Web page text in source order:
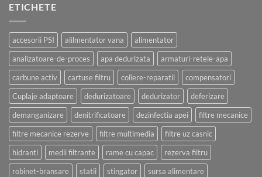
ETICHETE
accesorii PSI alilmentator vana
alimentator
analizatoare-de-proces
apa dedurizata
armaturi-retele-apa
carbune activ
cartuse filtru coliere-reparatii
compensatori
Cuplaje adaptoare
dedurizatoare dedurizator
deferizare
demanganizare
denitrificatoare dezinfectia apei
filtre mecanice
filtre mecanice rezerve
filtre multimedia
filtre uz casnic
hidranti
medii filtrante rame cu capac
rezerva filtru
robinet-bransare
statii stingator sursa alimentare